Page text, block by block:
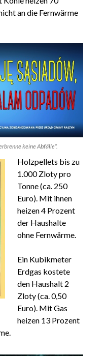
an die Fernwärme
keine Abfälle“.
Holzpellets bis zu
1.000 Zloty pro
Tonne (ca. 250
Euro). Mit ihnen
heizen 4 Prozent
der Haushalte
ohne Fernwärme.
Ein Kubikmeter
Erdgas kostete
den Haushalt 2
Zloty (ca. 0,50
Euro). Mit Gas
heizen 13 Prozent